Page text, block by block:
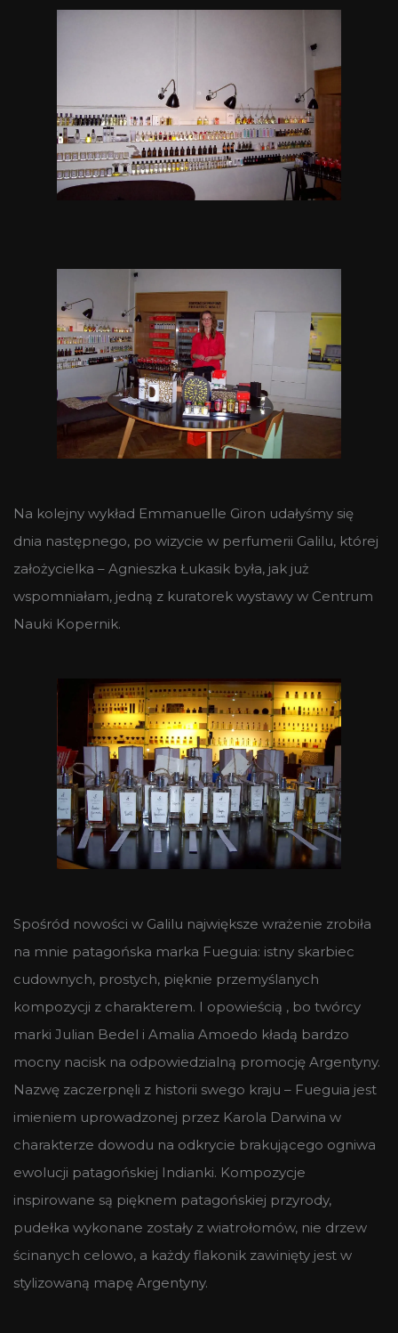
Na kolejny wykład Emmanuelle Giron udałyśmy się
dnia następnego, po wizycie w perfumerii Galilu, której
założycielka – Agnieszka Łukasik była, jak już
wspomniałam, jedną z kuratorek wystawy w Centrum
Nauki Kopernik.
Spośród nowości w Galilu największe wrażenie zrobiła
na mnie patagońska marka Fueguia: istny skarbiec
cudownych, prostych, pięknie przemyślanych
kompozycji z charakterem. I opowieścią , bo twórcy
marki Julian Bedel i Amalia Amoedo kładą bardzo
mocny nacisk na odpowiedzialną promocję Argentyny.
Nazwę zaczerpnęli z historii swego kraju – Fueguia jest
imieniem uprowadzonej przez Karola Darwina w
charakterze dowodu na odkrycie brakującego ogniwa
ewolucji patagońskiej Indianki. Kompozycje
inspirowane są pięknem patagońskiej przyrody,
pudełka wykonane zostały z wiatrołomów, nie drzew
ścinanych celowo, a każdy flakonik zawinięty jest w
stylizowaną mapę Argentyny.